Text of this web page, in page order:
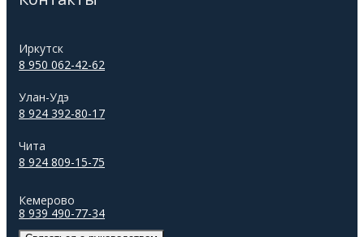
Иркутск
8 950 062-42-62
Улан-Удэ
8 924 392-80-17
Чита
8 924 809-15-75
Кемерово
8 939 490-77-34